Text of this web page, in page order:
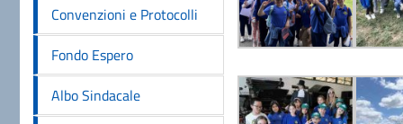
Convenzioni e Protocolli
Fondo Espero
Albo Sindacale